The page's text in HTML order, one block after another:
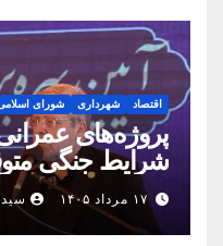
اقتصاد شهرداری شورای
پروژه‌های
رسید
۱۷ مرداد ۱۴۰۵